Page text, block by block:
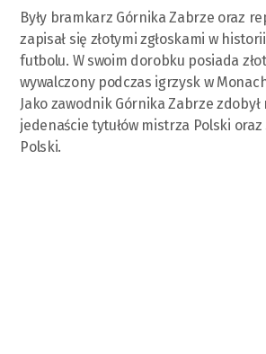
Były bramkarz Górnika Zabrze oraz
zapisał się złotymi zgłoskami w
futbolu. W swoim dorobku posiada
wywalczony podczas igrzysk w
Jako zawodnik Górnika Zabrze zdobył
jedenaście tytułów mistrza Polski oraz
Polski.